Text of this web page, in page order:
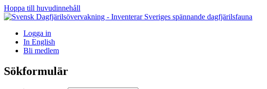
Hoppa till huvudinnehåll
Logga in
In English
Bli medlem
Sökformulär